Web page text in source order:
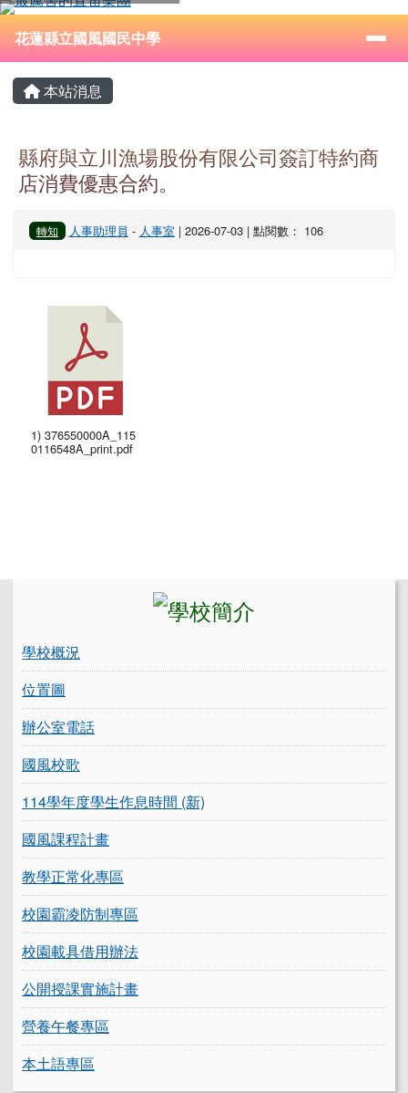
跳至主內容區
花蓮縣立國風國民中學
⏸
導覽列
花蓮縣立國風國民中學
主內容區域
本站消息
縣府與立川漁場股份有限公司簽訂特約商
店消費優惠合約。
轉知 人事助理員 - 人事室 | 2026-07-03 | 點閱數： 106
1) 376550000A_115
0116548A_print.pdf
學校概況
位置圖
辦公室電話
國風校歌
114學年度學生作息時間 (新)
國風課程計畫
教學正常化專區
校園霸凌防制專區
校園載具借用辦法
公開授課實施計畫
營養午餐專區
本土語專區
頁尾區域